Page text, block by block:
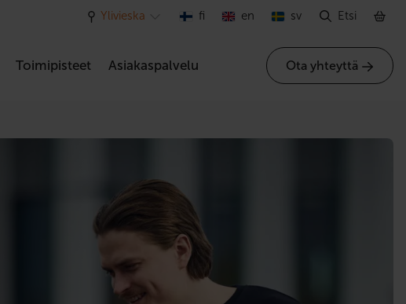
Toimipisteet Asiakaspalvelu Ota yhteyttä
Ylivieska fi en sv Etsi